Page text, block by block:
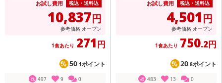
お試し費用 税込・送料込
10,837円
参考価格 オープン
1食あたり 271円
50.1ポイント
残 497 9 0
お試し費用 税込・送料込
4,501円
参考価格 オープン
1食あたり 750.2円
20.8ポイント
残 483 13 0